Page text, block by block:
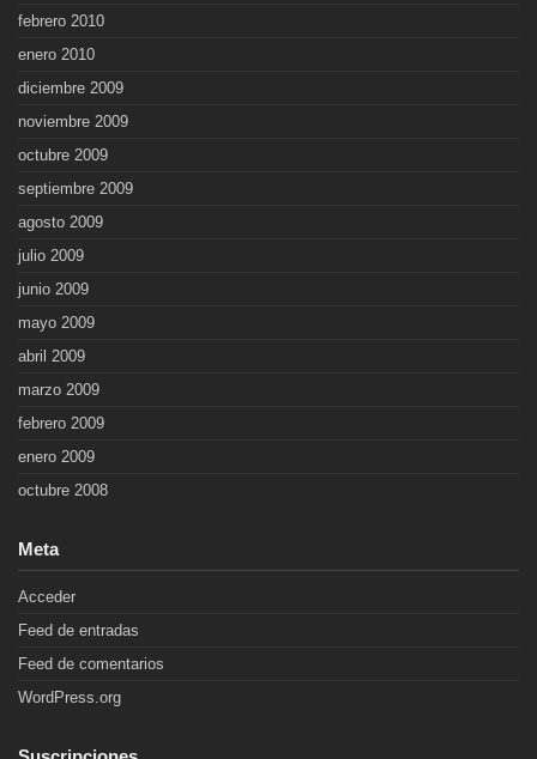
febrero 2010
enero 2010
diciembre 2009
noviembre 2009
octubre 2009
septiembre 2009
agosto 2009
julio 2009
junio 2009
mayo 2009
abril 2009
marzo 2009
febrero 2009
enero 2009
octubre 2008
Meta
Acceder
Feed de entradas
Feed de comentarios
WordPress.org